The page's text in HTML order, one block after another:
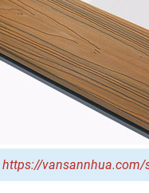
https://vansannhua.com/